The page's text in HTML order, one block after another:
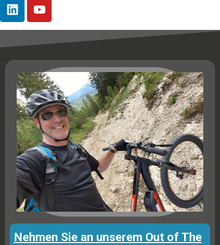
Nehmen Sie an unserem Out of The